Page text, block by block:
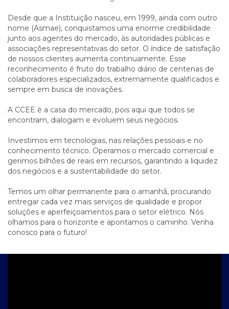
Desde que a Instituição nasceu, em 1999, ainda com outro
nome (Asmae), conquistamos uma enorme credibilidade
junto aos agentes do mercado, às autoridades públicas e
associações representativas do setor. O índice de satisfação
de nossos clientes aumenta continuamente. Esse
reconhecimento é fruto do trabalho diário de centenas de
colaboradores especializados, extremamente qualificados e
sempre em busca de inovações.
A CCEE é a casa do mercado, pois aqui que todos se
encontram, dialogam e evoluem seus negócios.
Investimos em tecnologias, nas relações pessoais e no
conhecimento técnico. Operamos o mercado comercial e
gerimos bilhões de reais em recursos, garantindo a liquidez
dos negócios e a sustentabilidade do setor.
Temos um olhar permanente para o amanhã, procurando
entregar cada vez mais serviços de qualidade e propor
soluções e aperfeiçoamentos para o setor elétrico. Nós
olhamos para o horizonte e apontamos o caminho. Venha
conosco para o futuro!